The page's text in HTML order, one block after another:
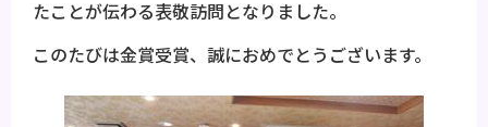
たことが伝わる表敬訪問となりました。
このたびは金賞受賞、誠におめでとうございます。